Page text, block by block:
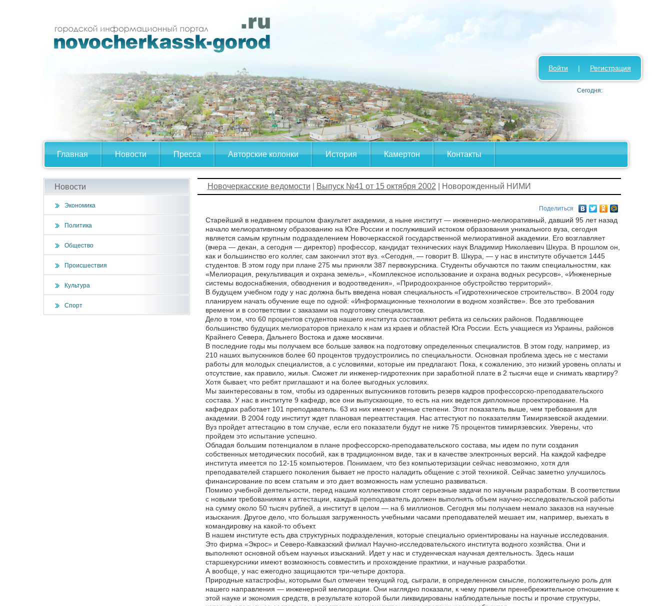
Главная Новости Пресса Авторские колонки История Камертон Контакты
Войти | Регистрация
Сегодня:
Новости
Экономика
Политика
Общество
Происшествия
Культура
Спорт
Новочеркасские ведомости Выпуск №41 от 15 октября 2002 | Новорожденный НИМИ
Поделиться
Старейший в недавнем прошлом факультет академии, а ныне институт — инженерно-мелиоративный, давший 95 лет назад
начало мелиоративному образованию на Юге России и послуживший истоком образования уникального вуза, сегодня
является самым крупным подразделением Новочеркасской государственной мелиоративной академии. Его возглавляет
(вчера — декан, а сегодня — директор) профессор, кандидат технических наук Владимир Николаевич Шкура. В прошлом он,
как и большинство его коллег, сам закончил этот вуз. «Сегодня, — говорит В. Шкура, — у нас в институте обучается 1445
студентов. В этом году при плане 275 мы приняли 387 первокурсника. Студенты обучаются по таким специальностям, как
«Мелиорация, рекультивация и охрана земель», «Комплексное использование и охрана водных ресурсов», «Инженерные
системы водоснабжения, обводнения и водоотведения», «Природоохранное обустройство территорий».
В будущем учебном году у нас должна быть введена новая специальность «Гидротехническое строительство». В 2004 году
планируем начать обучение еще по одной: «Информационные технологии в водном хозяйстве». Все это требования
времени и в соответствии с заказами на подготовку специалистов.
Дело в том, что 60 процентов студентов нашего института составляют ребята из сельских районов. Подавляющее
большинство будущих мелиораторов приехало к нам из краев и областей Юга России. Есть учащиеся из Украины, районов
Крайнего Севера, Дальнего Востока и даже москвичи.
В последние годы мы получаем все больше заявок на подготовку определенных специалистов. В этом году, например, из
210 наших выпускников более 60 процентов трудоустроились по специальности. Основная проблема здесь не с местами
работы для молодых специалистов, а с условиями, которые им предлагают. Пока, к сожалению, это низкий уровень оплаты и
отсутствие, как правило, жилья. Сможет ли инженер-гидротехник при заработной плате в 2 тысячи еще и снимать квартиру?
Хотя бывает, что ребят приглашают и на более выгодных условиях.
Мы заинтересованы в том, чтобы из одаренных выпускников готовить резерв кадров профессорско-преподавательского
состава. У нас в институте 9 кафедр, все они выпускающие, то есть на них ведется дипломное проектирование. На
кафедрах работает 101 преподаватель. 63 из них имеют ученые степени. Этот показатель выше, чем требования для
академии. В 2004 году институт ждет плановая переаттестация. Нас аттестуют по показателям Тимирязевской академии.
Вуз пройдет аттестацию в том случае, если его показатели будут не ниже 75 процентов тимирязевских. Уверены, что
пройдем это испытание успешно.
Обладая большим потенциалом в плане профессорско-преподавательского состава, мы идем по пути создания
собственных методических пособий, как в традиционном виде, так и в качестве электронных версий. На каждой кафедре
института имеется по 12-15 компьютеров. Понимаем, что без компьютеризации сейчас невозможно, хотя для
преподавателей старшего поколения бывает не просто наладить общение с этой техникой. Сейчас заметно улучшилось
финансирование по всем статьям и это дает возможность нам успешно развиваться.
Помимо учебной деятельности, перед нашим коллективом стоят серьезные задачи по научным разработкам. В соответствии
с новыми требованиями к аттестации, каждый преподаватель должен выполнять объем научно-исследовательской работы
на сумму около 50 тысяч рублей, а институт в целом — на 6 миллионов. Сегодня мы получаем немало заказов на научные
изыскания. Другое дело, что большая загруженность учебными часами преподавателей мешает им, например, выехать в
командировку на какой-то объект.
В нашем институте есть два структурных подразделения, которые специально ориентированы на научные исследования.
Это фирма «Экрос» и Северо-Кавказский филиал Научно-исследовательского института водного хозяйства. Они и
выполняют основной объем научных изысканий. Идет у нас и студенческая научная деятельность. Здесь наши
старшекурсники имеют возможность совместить и прохождение практики, и научные разработки.
А вообще, у нас ежегодно защищаются три-четыре доктора.
Природные катастрофы, которыми был отмечен текущий год, сыграли, в определенном смысле, положительную роль для
нашего направления — инженерной мелиорации. Они наглядно показали, к чему привели пренебрежительное отношение к
этой науке и экономия средств, в результате которой были ликвидированы наблюдательные посты и прочие структуры,